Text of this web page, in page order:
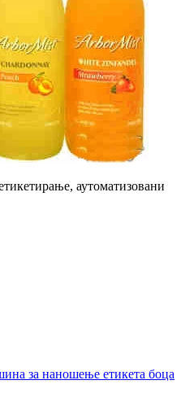
аутоматизовани
за наношење етикета боца